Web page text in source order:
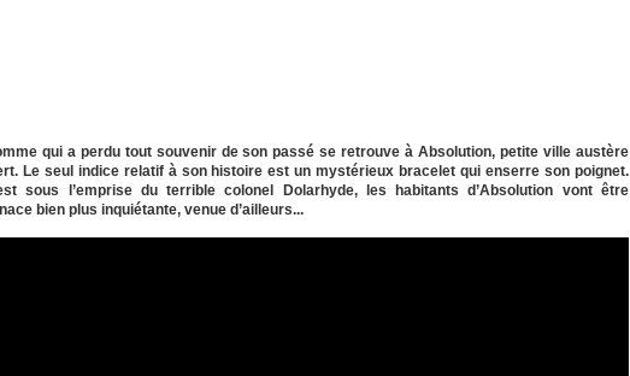
qui a perdu tout souvenir de son passé se retrouve à Absolution, petite ville austère
Le seul indice relatif à son histoire est un mystérieux bracelet qui enserre son poignet.
sous l’emprise du terrible colonel Dolarhyde, les habitants d’Absolution vont être
bien plus inquiétante, venue d’ailleurs...